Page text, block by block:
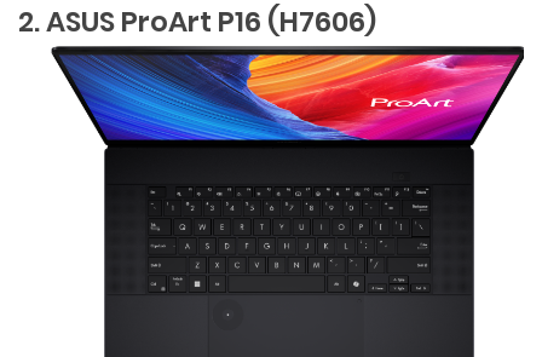
2. ASUS ProArt P16 (H7606)